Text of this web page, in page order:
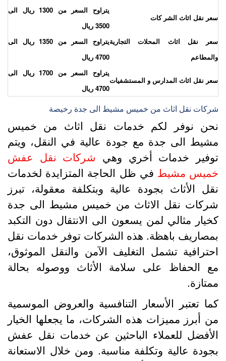
نقل اثاث الشر كات
يتراوح السعر من 1300 ريال الى
3500 ريال
نقل اثاث المحلات التجارية
يتراوح السعر من 1350 ريال الى
4700 ريال
نقل اثاث المدارس و المستشفيات
يتراوح السعر من 1700 ريال الى
4700 ريال
نقل اثاث من خميس مشيط الى جدة رخيصة
نوفر لكم خدمات نقل اثاث من خميس
الى جدة مع جودة عالية في النقل، ويتم
خدمات أخري وهي شركات نقل عفش
مشيطفي ظل الحاجة المتزايدة لخدمات
الأثاث بجودة عالية وبتكلفة معقولة، تبرز
نقل الاثاث من خميس مشيط الى جدة
مثالي لمن يسعون الى الانتقال دون التكبد
باهظة. هذه الشركات توفر خدمات نقل
تشمل التغليف الآمن والنقل الموثوق،
الحفاظ على سلامة الأثاث ووصوله بحالة
تعتبر الأسعار التنافسية والعروض الموسمية
أبرز مميزات هذه الشركات، ما يجعلها الخيار
للعملاء الباحثين عن خدمات نقل عفش
عالية وتكلفة مناسبة. ومن خلال الاستعانة